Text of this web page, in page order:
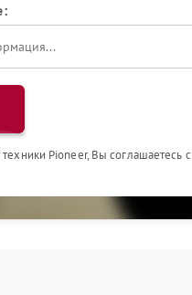
Pioneer, Вы соглашаетесь с